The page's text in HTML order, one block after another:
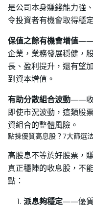
是公司本身賺錢能力強
令投資者有機會取得穩
保值之餘有機會增值——
企業，業務發展穩健，
長、盈利提升，還有望
到資本增值。
有助分散組合波動——收
即使市況波動，這類股
資組合的整體風險。
點揀優質高息股？7大篩選
高股息不等於好股票，
真正穩陣的收息股，不
點：
派息夠穩定——優質